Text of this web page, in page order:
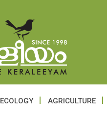
ECOLOGY AGRICULTURE